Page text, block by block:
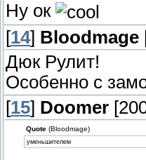
Ну ок
[14] Bloodmage
Дюк Рулит!
Особенно с
[15] Doomer
Quote(Bloodmage)
уменьшителем